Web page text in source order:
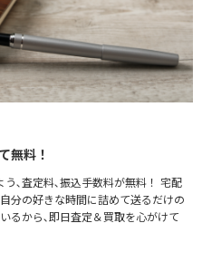
無料！
､査定料､振込手数料が無料！ 宅配
分の好きな時間に詰めて送るだけの
るから､即日査定＆買取を心がけて